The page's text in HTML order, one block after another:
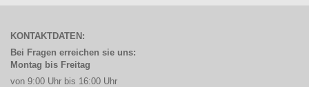
KONTAKTDATEN:
Bei Fragen erreichen sie uns:
Montag bis Freitag
von 9:00 Uhr bis 16:00 Uhr